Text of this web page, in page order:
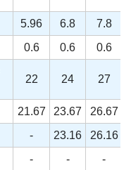
5.96 6.8
7.8
0.6 0.6 0.6
22 24 27
21.67 23.67 26.67
- 23.16 26.16
- - -